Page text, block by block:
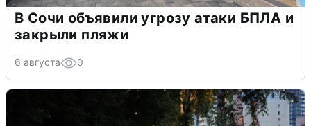
В Сочи объявили угрозу атаки БПЛА и
закрыли пляжи
6 августа 0